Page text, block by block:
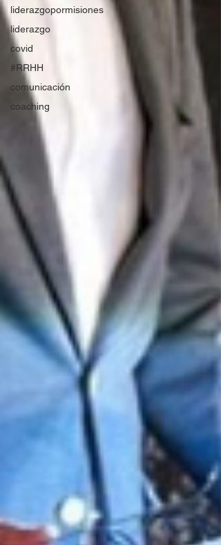
liderazgopormisiones
liderazgo
covid
#RRHH
comunicación
coaching